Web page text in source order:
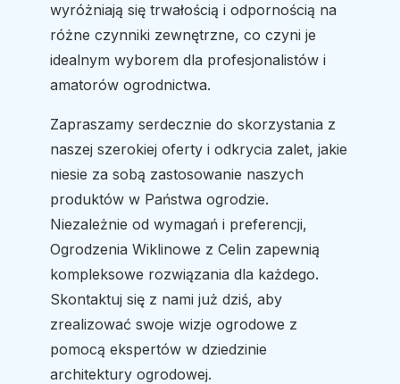
wyróżniają się trwałością i odpornością na
różne czynniki zewnętrzne, co czyni je
idealnym wyborem dla profesjonalistów i
amatorów ogrodnictwa.
Zapraszamy serdecznie do skorzystania z
naszej szerokiej oferty i odkrycia zalet, jakie
niesie za sobą zastosowanie naszych
produktów w Państwa ogrodzie.
Niezależnie od wymagań i preferencji,
Ogrodzenia Wiklinowe z Celin zapewnią
kompleksowe rozwiązania dla każdego.
Skontaktuj się z nami już dziś, aby
zrealizować swoje wizje ogrodowe z
pomocą ekspertów w dziedzinie
architektury ogrodowej.